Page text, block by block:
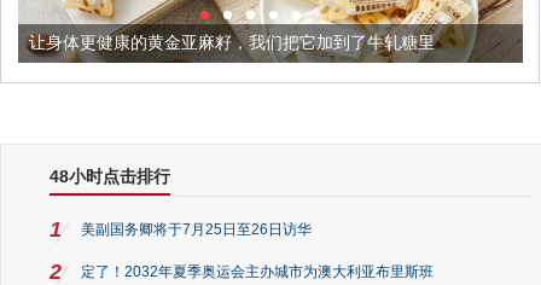
康的黄金亚麻籽，我们把它加到了牛轧糖里 被列入佛家
48小时点击排行
1 美副国务卿将于7月25日至26日访华
2 定了！2032年夏季奥运会主办城市为澳大利亚布里斯班